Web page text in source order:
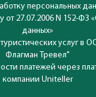
персональных
27.07.2006 N 152-ФЗ
данных»
услуг в
Флагман Тревел"
платежей через
компании Uniteller